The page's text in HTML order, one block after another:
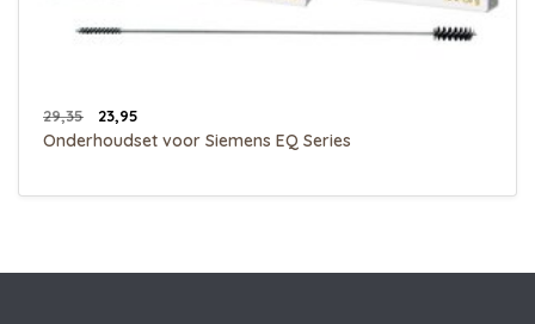
29,35 23,95
Onderhoudset voor Siemens EQ Series